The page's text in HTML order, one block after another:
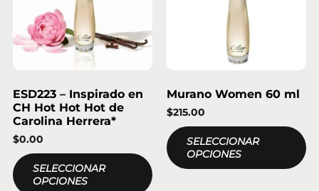
ESD223 – Inspirado en
CH Hot Hot Hot de
Carolina Herrera*
$0.00
SELECCIONAR
OPCIONES
Murano Women 60 ml
$215.00
SELECCIONAR
OPCIONES